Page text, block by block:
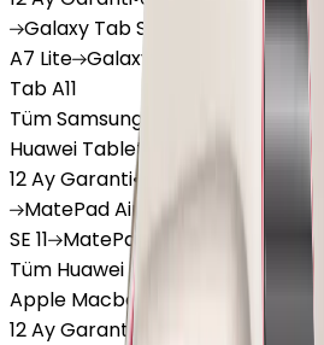
Galaxy Tab S9 Plus GalaxyTab
A7 Lite Galaxy Galaxy
Tab A11
Tüm Samsung Tablet'ler
Huawei Tablet
12 Ay Garanti•
MatePadAir MatePad 11.5
SE 11
MatePad
Tüm Huawei Tablet'ler
Apple Macbook
12 Ay Garanti•